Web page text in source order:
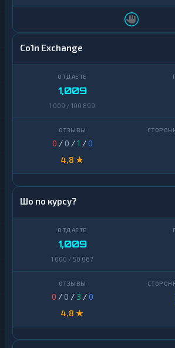
Co1n Exchange
1,009
1 009 / 100 899
0 / 0 /1 /0
4,8 ★
Шо по курсу?
1,009
1 000 / 50 067
0 / 0 / 3 /0
4,8 ★